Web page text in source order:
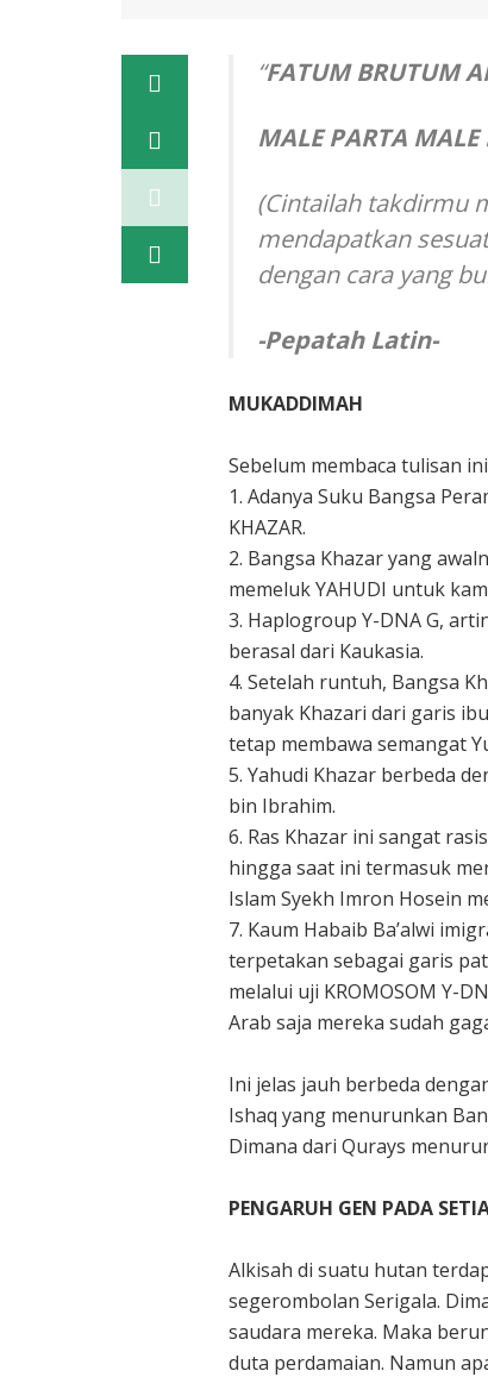
“FATUM BRUTUM
MALE PARTA
(Cintailah takdirmu
mendapatkan
dengan cara yang
-Pepatah Latin-
MUKADDIMAH
Sebelum membaca tulisan
1. Adanya Suku Bangsa
KHAZAR.
2. Bangsa Khazar yang
memeluk YAHUDI untuk
3. Haplogroup Y-DNA G,
berasal dari Kaukasia.
4. Setelah runtuh, Bangsa
banyak Khazari dari garis
tetap membawa semangat
5. Yahudi Khazar berbeda
bin Ibrahim.
6. Ras Khazar ini sangat
hingga saat ini termasuk
Islam Syekh Imron Hosein
7. Kaum Habaib Ba’alwi
terpetakan sebagai garis
melalui uji KROMOSOM Y-
Arab saja mereka sudah
Ini jelas jauh berbeda
Ishaq yang menurunkan
Dimana dari Qurays
PENGARUH GEN PADA
Alkisah di suatu hutan
segerombolan Serigala.
saudara mereka. Maka
duta perdamaian. Namun